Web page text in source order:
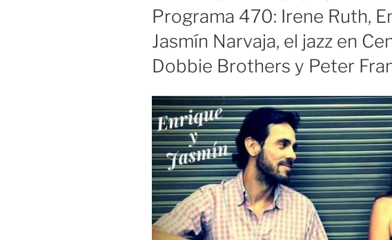
EL
Programa 470: Irene Ruth,
Jasmín Narvaja, el jazz en
Dobbie Brothers y Peter